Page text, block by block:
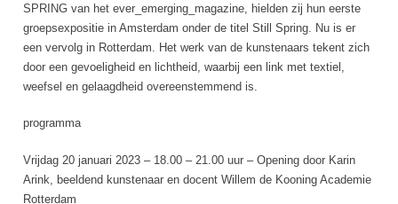
SPRING van het ever_emerging_magazine, hielden zij hun eerste
groepsexpositie in Amsterdam onder de titel Still Spring. Nu is er
een vervolg in Rotterdam. Het werk van de kunstenaars tekent zich
door een gevoeligheid en lichtheid, waarbij een link met textiel,
weefsel en gelaagdheid overeenstemmend is.
programma
Vrijdag 20 januari 2023 – 18.00 – 21.00 uur – Opening door Karin
Arink, beeldend kunstenaar en docent Willem de Kooning Academie
Rotterdam